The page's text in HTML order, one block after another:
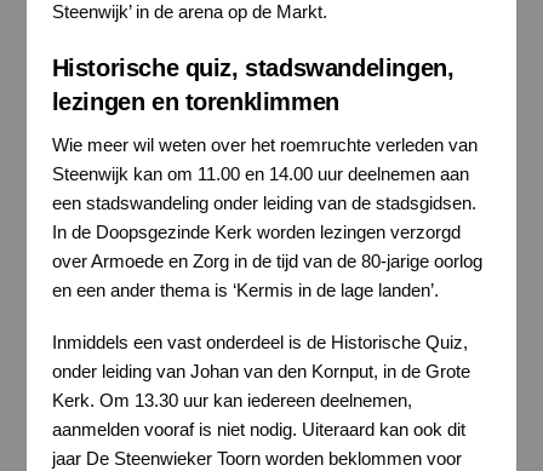
Steenwijk’ in de arena op de Markt.
Historische quiz, stadswandelingen,
lezingen en torenklimmen
Wie meer wil weten over het roemruchte verleden van
Steenwijk kan om 11.00 en 14.00 uur deelnemen aan
een stadswandeling onder leiding van de stadsgidsen.
In de Doopsgezinde Kerk worden lezingen verzorgd
over Armoede en Zorg in de tijd van de 80-jarige oorlog
en een ander thema is ‘Kermis in de lage landen’.
Inmiddels een vast onderdeel is de Historische Quiz,
onder leiding van Johan van den Kornput, in de Grote
Kerk. Om 13.30 uur kan iedereen deelnemen,
aanmelden vooraf is niet nodig. Uiteraard kan ook dit
jaar De Steenwieker Toorn worden beklommen voor